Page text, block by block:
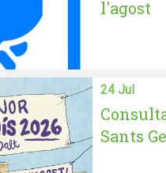
l'agost
24 Jul
Sants